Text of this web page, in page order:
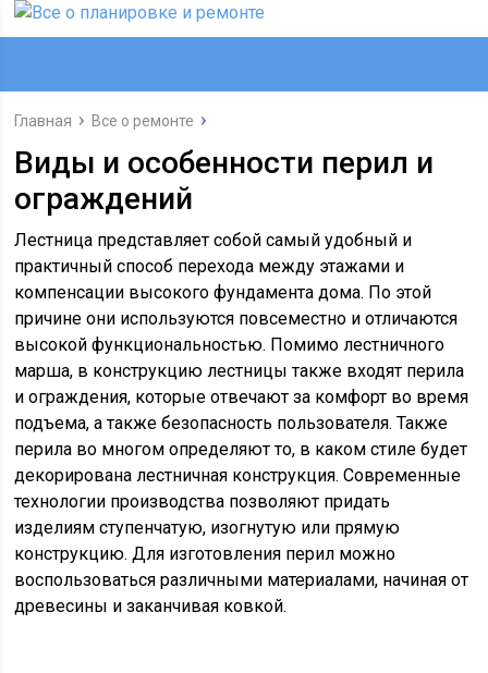
Главная Все о ремонте
Виды и особенности перил и
ограждений
Лестница представляет собой самый удобный и
практичный способ перехода между этажами и
компенсации высокого фундамента дома. По этой
причине они используются повсеместно и отличаются
высокой функциональностью. Помимо лестничного
марша, в конструкцию лестницы также входят перила
и ограждения, которые отвечают за комфорт во время
подъема, а также безопасность пользователя. Также
перила во многом определяют то, в каком стиле будет
декорирована лестничная конструкция. Современные
технологии производства позволяют придать
изделиям ступенчатую, изогнутую или прямую
конструкцию. Для изготовления перил можно
воспользоваться различными материалами, начиная от
древесины и заканчивая ковкой.